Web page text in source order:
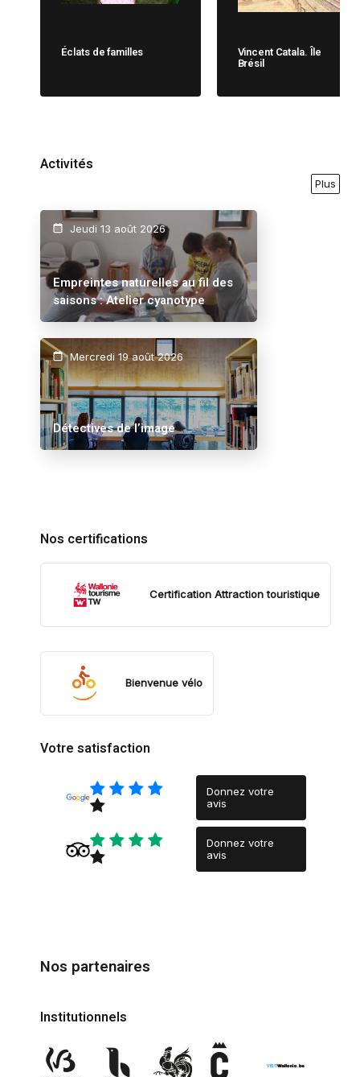
Éclats de familles Vincent Catala. Île
Brésil
Activités
Plus
Jeudi 13 août 2026
Empreintes naturelles au fil des
saisons : Atelier cyanotype
Mercredi 19 août 2026
Détectives de l’image
Nos certifications
Certification Attraction touristique
Bienvenue vélo
Votre satisfaction
Donnez votre
avis
Donnez votre
avis
Nos partenaires
Institutionnels